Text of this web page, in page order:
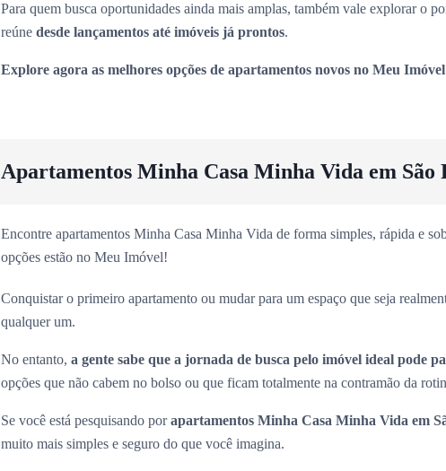
Para quem busca oportunidades ainda mais amplas, também vale explorar o
reúne desde lançamentos até imóveis já prontos.
Explore agora as melhores opções de apartamentos novos no Meu
Apartamentos Minha Casa Minha Vida em São
Encontre apartamentos Minha Casa Minha Vida de forma simples, rápida e
opções estão no Meu Imóvel!
Conquistar o primeiro apartamento ou mudar para um espaço que seja
qualquer um.
No entanto, a gente sabe que a jornada de busca pelo imóvel ideal pode
opções que não cabem no bolso ou que ficam totalmente na contramão da
Se você está pesquisando porapartamentos Minha Casa Minha Vida em
muito mais simples e seguro do que você imagina.